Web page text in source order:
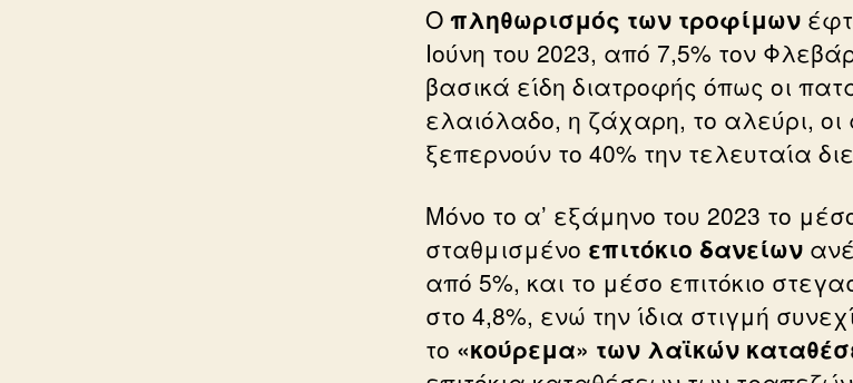
Ο πληθωρισμός των τροφίμων
Ιούνη του 2023, από 7,5% τον
βασικά είδη διατροφής όπως οι
ελαιόλαδο, η ζάχαρη, το αλεύρι, οι
ξεπερνούν το 40% την τελευταία
Μόνο το α’ εξάμηνο του 2023 το
σταθμισμένο επιτόκιο δανείων
από 5%, και το μέσο επιτόκιο
στο 4,8%, ενώ την ίδια στιγμή
το «κούρεμα» των λαϊκών